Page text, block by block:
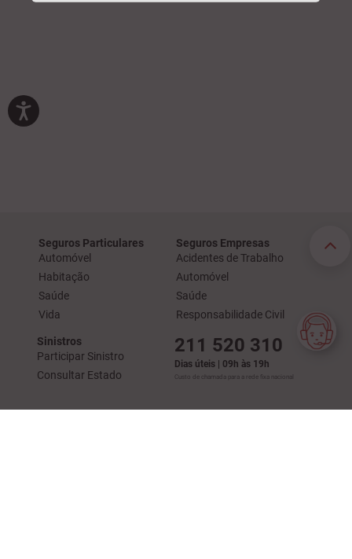
Seguros Particulares
Automóvel
Habitação
Saúde
Vida
Seguros Empresas
Acidentes de Trabalho
Automóvel
Saúde
Responsabilidade Civil
Sinistros
Participar Sinistro
Consultar Estado
211 520 310
Dias úteis | 09h às 19h
Custo de chamada para a rede fixa nacional